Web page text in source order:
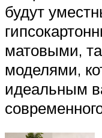
будут
матовыми,
моделями,
идеальным